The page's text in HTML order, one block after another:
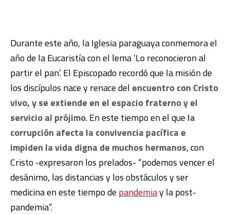
Durante este año, la Iglesia paraguaya conmemora el
año de la Eucaristía con el lema ‘Lo reconocieron al
partir el pan’. El Episcopado recordó que la misión de
los discípulos nace y renace del encuentro con Cristo
vivo, y se extiende en el espacio fraterno y el
servicio al prójimo. En este tiempo en el que la
corrupción afecta la convivencia pacífica e
impiden la vida digna de muchos hermanos, con
Cristo -expresaron los prelados- “podemos vencer el
desánimo, las distancias y los obstáculos y ser
medicina en este tiempo de pandemiay la post-
pandemia”.